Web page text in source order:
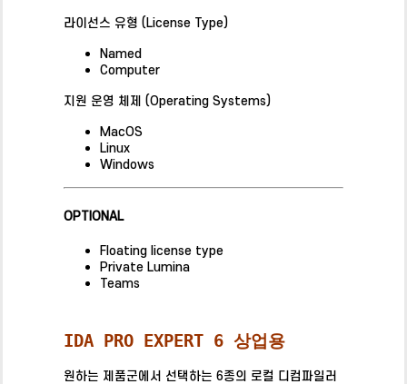
라이선스 유형 (License Type)
Named
Computer
지원 운영 체제 (Operating Systems)
MacOS
Linux
Windows
OPTIONAL
Floating license type
Private Lumina
Teams
IDA PRO EXPERT 6 상업용
원하는 제품군에서 선택하는 6종의 로컬 디컴파일러